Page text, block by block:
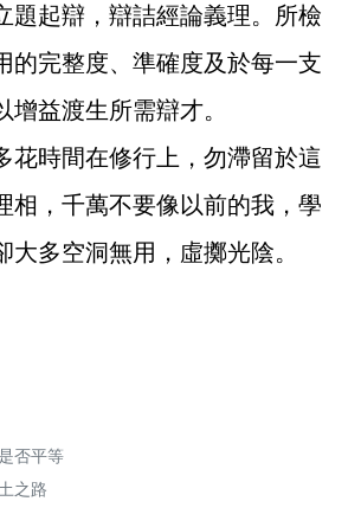
題起辯，辯詰經論義理。所檢
的完整度、準確度及於每一支
增益渡生所需辯才。
花時間在修行上，勿滯留於這
相，千萬不要像以前的我，學
大多空洞無用，虛擲光陰。
否平等
之路